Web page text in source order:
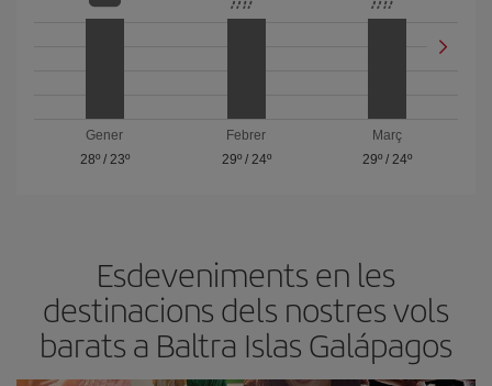
Gener
28º/ 23º
Febrer
29º/ 24º
Març
29º /24º
Esdeveniments en les
destinacions dels nostres vols
barats a Baltra Islas Galápagos